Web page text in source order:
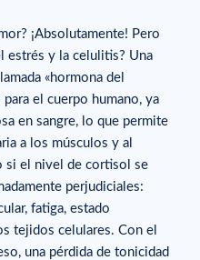
¡Absolutamente! Pero
estrés y la celulitis? Una
«hormona del
el cuerpo humano, ya
en sangre, lo que permite
a los músculos y al
si el nivel de cortisol se
perjudiciales:
fatiga, estado
tejidos celulares. Con el
una pérdida de tonicidad